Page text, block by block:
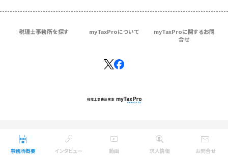
事務所概要 インタビュー 動画 求人情報 お問合せ
税理士事務所を探す myTaxProについて
myTaxProに関するお問
合せ
Copyright © ＴＫＣ Corporation
All Rights Reserved.